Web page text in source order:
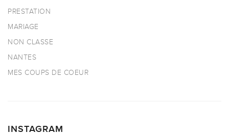
PRESTATION
MARIAGE
NON CLASSE
NANTES
MES COUPS DE COEUR
INSTAGRAM